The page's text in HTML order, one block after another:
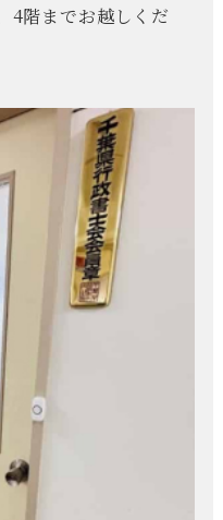
4階までお越しくだ